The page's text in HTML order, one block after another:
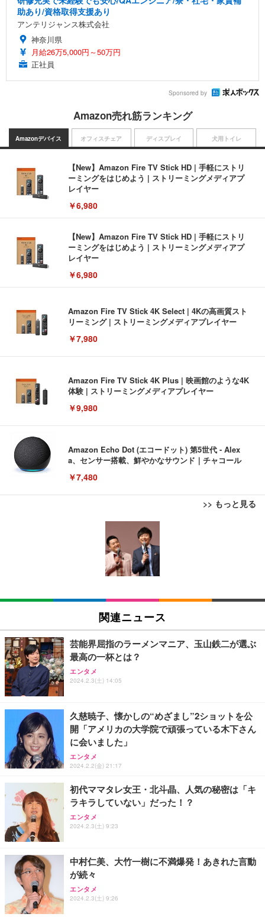
助あり/資格取得支援あり
アンテリジャンス株式会社
神奈川県
月給26万5,000円～50万円
正社員
Sponsored by
Amazon売れ筋ランキング
Amazonデバイス
【New】Amazon Fire TV Stick HD | 手軽にストリ
ーミングをはじめよう | ストリーミングメディアプ
レイヤー
￥6,980
【New】Amazon Fire TV Stick HD | 手軽にストリ
ーミングをはじめよう | ストリーミングメディアプ
レイヤー
￥6,980
Amazon Fire TV Stick 4K Select | 4Kの高画質スト
リーミング | ストリーミングメディアプレイヤー
￥7,980
Amazon Fire TV Stick 4K Plus | 映画館のような4K
体験 | ストリーミングメディアプレイヤー
￥9,980
Amazon Echo Dot (エコードット) 第5世代 - Alex
a、センサー搭載、鮮やかなサウンド｜チャコール
￥7,480
>> もっと見る
オフィスチェア
[EdoErgo] オフィスチェア 椅子 テレワーク 疲れな
い 跳ね上げ式アームレスト コンパクト 約105度ロッ
キング pc 事務椅子 360度回転 座面昇降 強化ナイロ
ン樹脂ベース 通気性メッシュ 在宅ワーク H-WY01
(黒網+黒枠+黒足)
SIHOO B100 オフィスチェア／デスクチェア メッシ
ュチェア 人間工学 疲れない ブラック
￥27,999
Sezlife オフィスチェア デスクチェア 疲れない テレ
ワーク チェア 強化バックレスト 30度ロッキング機
能 人間工学 椅子 腰サポート 90度跳ね上げ式アーム
務用 おしゃれ パソコンチェア (ブラック)
Sezlife オフィスチェア デスクチェア 疲れない テレ
ワーク チェア 強化バックレスト 30度ロッキング機
能 人間工学 椅子 腰サポート 90度跳ね上げ式アーム
レスト 3Dヘッドレスト ハンガー付き 高反発クッシ
務用 おしゃれ パソコンチェア (ホワイト)
￥7,680
ANDWINT オフィスチェア デスクチェア 肘なし メ
ッシュ 通気性 ランバーサポート付き 腰サポート ガ
ス圧無段階昇降 360度回転 キャスター付き コンパク
ディスプレイ
EIZO ビジネス向けプレミアムモニター | FlexScan
EV3240X-WT | 31.5型4K UHD・USB Type-C・ホワ
￥105,595
EIZO ビジネス向けプレミアムモニター | FlexScan
￥109,572
【純正品】27"ゲーミングモニター DualSense 充電
フック付き（CFI-ZDM1J）
【整備済み品】Dell E2724HS 27インチ 液晶モニタ
ー フルHD（1920×1080）VA 非光沢 HDMI/DisplayP
ort/VGA スピーカー内蔵 高さ調整 スイベル VESA対
応 ComfortView ビジネス向け
￥15,800
【MiniLED/24.5inch/280Hz/FHD】GRAPHT THE S
HOOTER Gaming Monitor 24” Essential ゲーミン
グモニター QD 24.5インチ 1ms FHD 量子ドット 残
犬用トイレ
Amazonベーシック ペットシーツ 薄型 レギュラー 1
回使い捨て 無香料 ホワイト 300枚
Amazonベーシック ペットシーツ 厚型 ワイド 42枚
x2袋(84枚) ホワイト(吸収面:ライトブルー)
￥3,234
ネオ・ルーライフ ネオ・オムツ L 中型犬用 26枚入
り 単品
Smart Basic(スマートベーシック) 【Amazon.co.jp
限定】 Smart Basic アイリスオーヤマ ペットシーツ
超厚型 お徳用 ワイド 100枚入 (x 1) (ケース販売)
￥3,670
アイリスオーヤマ ペットシーツ 超厚型 お徳用 レギ
ュラー 200枚入【Amazon.co.jp限定】
関連ニュース
芸能界屈指のラーメンマニア、玉山鉄二が選ぶ
最高の一杯とは？
エンタメ
2024.2.3(土) 14:05
久慈暁子、懐かしの“めざまし”2ショットを公
開「アメリカの大学院で頑張っている木下さん
に会いました」
エンタメ
2024.2.2(金) 21:17
初代ママタレ女王・北斗晶、人気の秘密は「キ
ラキラしていない」だった！？
エンタメ
2024.2.3(土) 9:23
中村仁美、大竹一樹に不満爆発！あきれた言動
が続々
エンタメ
2024.2.3(土) 9:26